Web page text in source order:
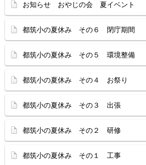
お知らせ おやじの会 夏イベント
都筑小の夏休み その６ 閉庁期間
都筑小の夏休み その５ 環境整備
都筑小の夏休み その４ お祭り
都筑小の夏休み その３ 出張
都筑小の夏休み その２ 研修
都筑小の夏休み その１ 工事